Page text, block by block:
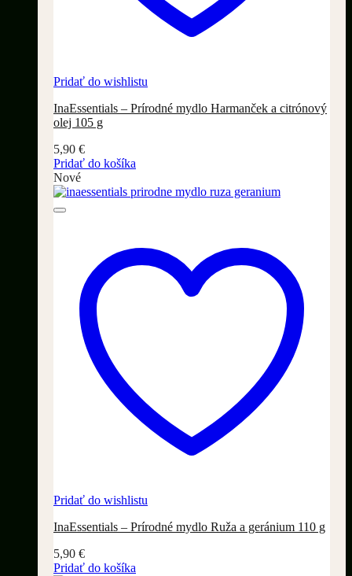
Pridať do wishlistu
InaEssentials – Prírodné mydlo Harmanček a citrónový
olej 105 g
5,90 €
Pridať do košíka
Nové
Pridať do wishlistu
InaEssentials – Prírodné mydlo Ruža a geránium 110 g
5,90 €
Pridať do košíka